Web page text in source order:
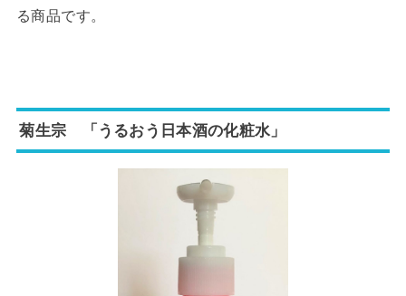
る商品です。
菊生宗 「うるおう日本酒の化粧水」